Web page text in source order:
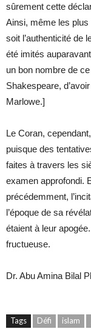
sûrement cette
Ainsi, même les
soit l’authenticité de
été imités
un bon nombre de
Shakespeare,
Marlowe.]
Le Coran,
puisque des
faites à travers les
examen approfondi.
précédemment,
l’époque de sa
étaient à leur
fructueuse.
Dr. Abu Amina Bilal
Tags Défi islam